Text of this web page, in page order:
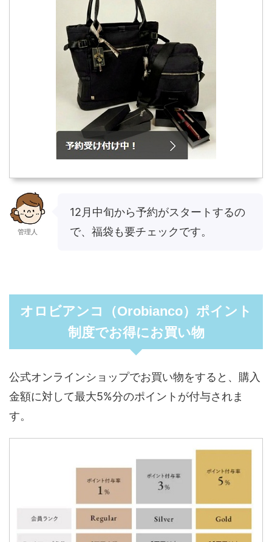
管理人
12月中旬から予約がスタートするの
で、福袋も要チェックです。
オロビアンコ（Orobianco）ポイント
制度でお得にお買い物
公式オンラインショップでお買い物をすると、購入
金額に対して最大5%分のポイントが付与されま
す。